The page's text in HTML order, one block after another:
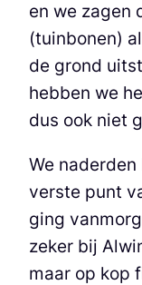
en we zagen
(tuinbonen)
de grond
hebben we
dus ook niet
We
verste punt
ging
zeker bij
maar op kop